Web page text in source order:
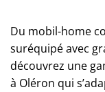
Du mobil-home
suréquipé avec
découvrez une
à Oléron qui